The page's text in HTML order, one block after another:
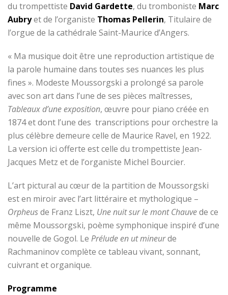
du trompettiste David Gardette, du tromboniste Marc
Aubryet de l’organiste Thomas Pellerin, Titulaire de
l’orgue de la cathédrale Saint-Maurice d’Angers.
« Ma musique doit être une reproduction artistique de
la parole humaine dans toutes ses nuances les plus
fines ». Modeste Moussorgski a prolongé sa parole
avec son art dans l’une de ses pièces maîtresses,
Tableaux d’une exposition, œuvre pour piano créée en
1874 et dont l’une des transcriptions pour orchestre la
plus célèbre demeure celle de Maurice Ravel, en 1922.
La version ici offerte est celle du trompettiste Jean-
Jacques Metz et de l’organiste Michel Bourcier.
L’art pictural au cœur de la partition de Moussorgski
est en miroir avec l’art littéraire et mythologique –
Orpheusde Franz Liszt, Une nuit sur le mont Chauvede ce
même Moussorgski, poème symphonique inspiré d’une
nouvelle de Gogol. Le Prélude en ut mineurde
Rachmaninov complète ce tableau vivant, sonnant,
cuivrant et organique.
Programme